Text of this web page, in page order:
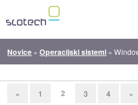
Novice »Operacijski sistemi »
« 1 2 3 4 »